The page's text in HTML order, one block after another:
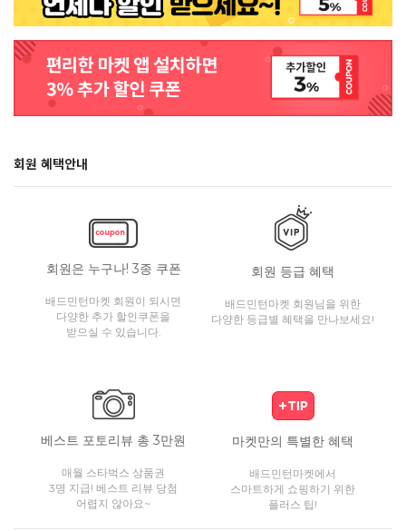
회원 혜택안내
회원은 누구나! 3종 쿠폰
배드민턴마켓 회원이 되시면
다양한 추가 할인쿠폰을
받으실 수 있습니다.
회원 등급 혜택
배드민턴마켓 회원님을 위한
다양한 등급별 혜택을 만나보세요!
베스트 포토리뷰 총 3만원
매월 스타벅스 상품권
3명 지급! 베스트 리뷰 당첨
어렵지 않아요~
마켓만의 특별한 혜택
배드민턴마켓에서
스마트하게 쇼핑하기 위한
플러스 팁!